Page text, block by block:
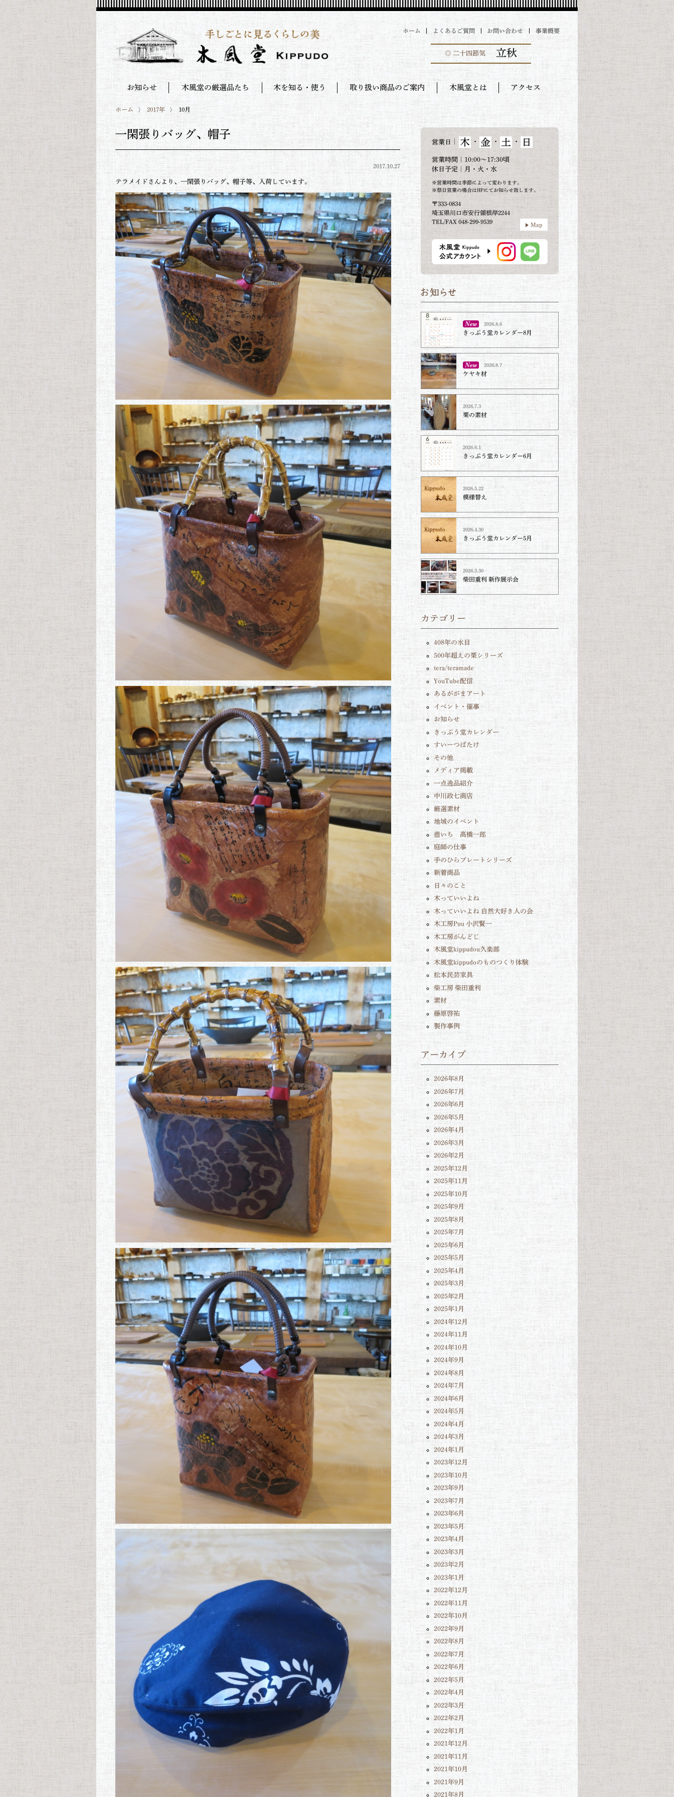
ホーム よくあるご質問 お問い合わせ 事業概要
◎ 二十四節気 立秋
お知らせ 木風堂の厳選品たち 木を知る・使う 取り扱い商品のご案内 木風堂とは アクセス
ホーム 2017年 10月
一閑張りバッグ、帽子
2017.10.27
テラメイドさんより、一閑張りバッグ、帽子等、入荷しています。
営業日 木 ・ 金 ・ 土 ・ 日
営業時間｜10:00～17:30頃
休日予定｜月・火・水
※営業時間は季節によって変わります。
※祭日営業の場合はHPにてお知らせ致します。
〒333-0834
埼玉県川口市安行領根岸2244
TEL/FAX 048-299-9539
Map
2026.8.6
きっぷう堂カレンダー8月
2026.8.7
ケヤキ材⁡
2026.7.3
栗の素材
2026.6.1
きっぷう堂カレンダー6月
2026.5.22
模様替え
2026.4.30
きっぷう堂カレンダー5月
2026.3.30
柴田重利 新作展示会
カテゴリー
408年の水目
500年超えの栗シリーズ
tera/teramade
YouTube配信
あるががまアート
イベント・催事
お知らせ
きっぷう堂カレンダー
すいーつばたけ
その他
メディア掲載
一点逸品紹介
中川政七商店
厳選素材
地域のイベント
壺いち 髙橋一郎
庭師の仕事
手のひらプレートシリーズ
新着商品
日々のこと
木っていいよね
木っていいよね 自然大好き人の会
木工房Puu 小沢賢一
木工房がんどじ
木風堂kippudou久楽部
木風堂kippudoのものつくり体験
松本民芸家具
柴工房 柴田重利
素材
藤原啓祐
製作事例
アーカイブ
2026年8月
2026年7月
2026年6月
2026年5月
2026年4月
2026年3月
2026年2月
2025年12月
2025年11月
2025年10月
2025年9月
2025年8月
2025年7月
2025年6月
2025年5月
2025年4月
2025年3月
2025年2月
2025年1月
2024年12月
2024年11月
2024年10月
2024年9月
2024年8月
2024年7月
2024年6月
2024年5月
2024年4月
2024年3月
2024年1月
2023年12月
2023年10月
2023年9月
2023年7月
2023年6月
2023年5月
2023年4月
2023年3月
2023年2月
2023年1月
2022年12月
2022年11月
2022年10月
2022年9月
2022年8月
2022年7月
2022年6月
2022年5月
2022年4月
2022年3月
2022年2月
2022年1月
2021年12月
2021年11月
2021年10月
2021年9月
2021年8月